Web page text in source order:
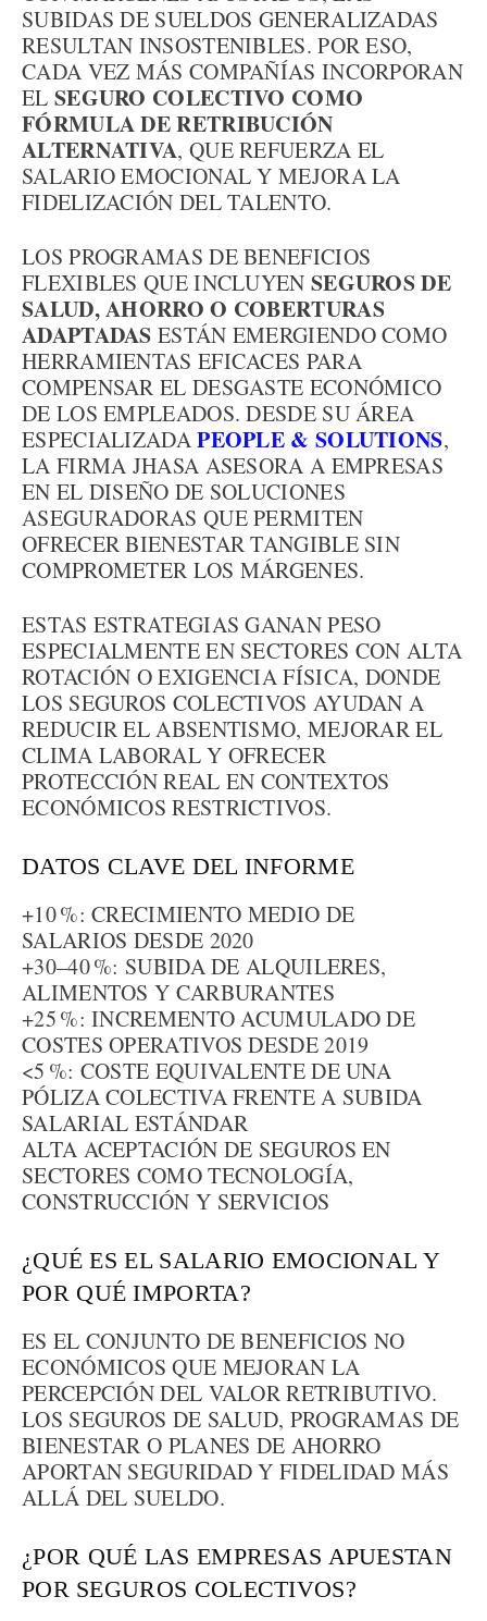
SUBIDAS DE SUELDOS GENERALIZADAS
RESULTAN INSOSTENIBLES. POR ESO,
CADA VEZ MÁS COMPAÑÍAS INCORPORAN
EL SEGURO COLECTIVO COMO
FÓRMULA DE RETRIBUCIÓN
ALTERNATIVA, QUE REFUERZA EL
SALARIO EMOCIONAL Y MEJORA LA
FIDELIZACIÓN DEL TALENTO.
LOS PROGRAMAS DE BENEFICIOS
FLEXIBLES QUE INCLUYEN SEGUROS DE
SALUD, AHORRO O COBERTURAS
ADAPTADAS ESTÁN EMERGIENDO COMO
HERRAMIENTAS EFICACES PARA
COMPENSAR EL DESGASTE ECONÓMICO
DE LOS EMPLEADOS. DESDE SU ÁREA
ESPECIALIZADAPEOPLE & SOLUTIONS,
LA FIRMA JHASA ASESORA A EMPRESAS
EN EL DISEÑO DE SOLUCIONES
ASEGURADORAS QUE PERMITEN
OFRECER BIENESTAR TANGIBLE SIN
COMPROMETER LOS MÁRGENES.
ESTAS ESTRATEGIAS GANAN PESO
ESPECIALMENTE EN SECTORES CON ALTA
ROTACIÓN O EXIGENCIA FÍSICA, DONDE
LOS SEGUROS COLECTIVOS AYUDAN A
REDUCIR EL ABSENTISMO, MEJORAR EL
CLIMA LABORAL Y OFRECER
PROTECCIÓN REAL EN CONTEXTOS
ECONÓMICOS RESTRICTIVOS.
DATOS CLAVE DEL INFORME
+10 %: CRECIMIENTO MEDIO DE
SALARIOS DESDE 2020
+30–40 %: SUBIDA DE ALQUILERES,
ALIMENTOS Y CARBURANTES
+25 %: INCREMENTO ACUMULADO DE
COSTES OPERATIVOS DESDE 2019
<5 %: COSTE EQUIVALENTE DE UNA
PÓLIZA COLECTIVA FRENTE A SUBIDA
SALARIAL ESTÁNDAR
ALTA ACEPTACIÓN DE SEGUROS EN
SECTORES COMO TECNOLOGÍA,
CONSTRUCCIÓN Y SERVICIOS
¿QUÉ ES EL SALARIO EMOCIONAL Y
POR QUÉ IMPORTA?
ES EL CONJUNTO DE BENEFICIOS NO
ECONÓMICOS QUE MEJORAN LA
PERCEPCIÓN DEL VALOR RETRIBUTIVO.
LOS SEGUROS DE SALUD, PROGRAMAS DE
BIENESTAR O PLANES DE AHORRO
APORTAN SEGURIDAD Y FIDELIDAD MÁS
ALLÁ DEL SUELDO.
¿POR QUÉ LAS EMPRESAS APUESTAN
POR SEGUROS COLECTIVOS?